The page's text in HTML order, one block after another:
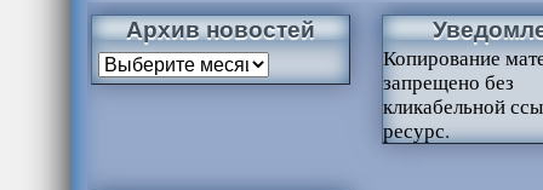
Архив новостей
Копирование
запрещено без
кликабельной
ресурс.